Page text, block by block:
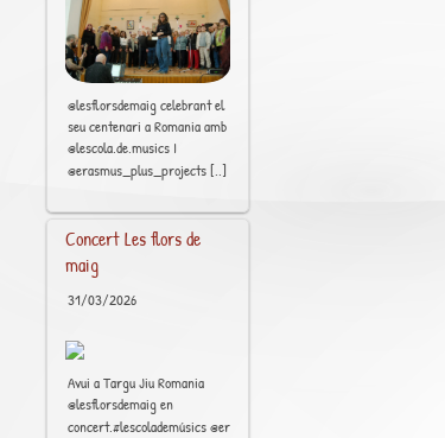
@lesflorsdemaig celebrant el
seu centenari a Romania amb
@lescola.de.musics I
@erasmus_plus_projects[..]
Concert Les flors de
maig
31/03/2026
Avui a Targu Jiu Romania
@lesflorsdemaig en
concert.#lescolademúsics @erasmus_plus_projects #Barcelona #Raval